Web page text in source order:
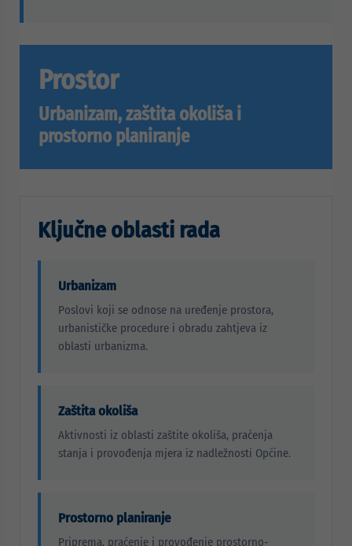
Prostor
Urbanizam, zaštita okoliša i
prostorno planiranje
Ključne oblasti rada
Urbanizam
Poslovi koji se odnose na uređenje prostora,
urbanističke procedure i obradu zahtjeva iz
oblasti urbanizma.
Zaštita okoliša
Aktivnosti iz oblasti zaštite okoliša, praćenja
stanja i provođenja mjera iz nadležnosti Općine.
Prostorno planiranje
Priprema, praćenje i provođenje prostorno-